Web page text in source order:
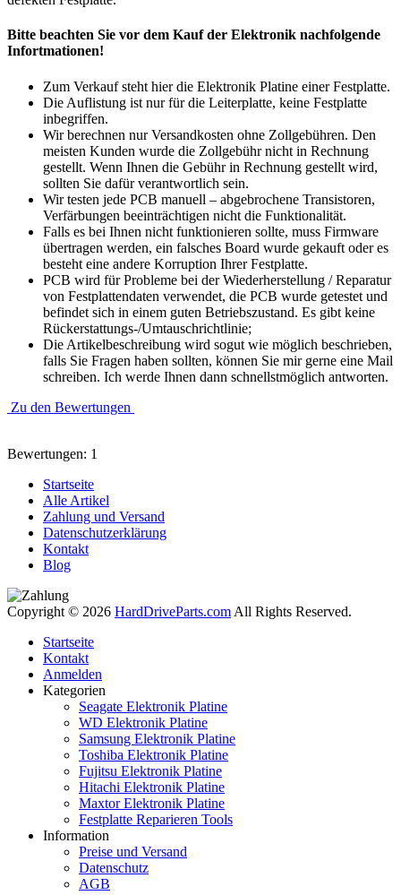
Bitte beachten Sie vor dem Kauf der Elektronik nachfolgende
Infortmationen!
Zum Verkauf steht hier die Elektronik Platine einer Festplatte.
Die Auflistung ist nur für die Leiterplatte, keine Festplatte
inbegriffen.
Wir berechnen nur Versandkosten ohne Zollgebühren. Den
meisten Kunden wurde die Zollgebühr nicht in Rechnung
gestellt. Wenn Ihnen die Gebühr in Rechnung gestellt wird,
sollten Sie dafür verantwortlich sein.
Wir testen jede PCB manuell – abgebrochene Transistoren,
Verfärbungen beeinträchtigen nicht die Funktionalität.
Falls es bei Ihnen nicht funktionieren sollte, muss Firmware
übertragen werden, ein falsches Board wurde gekauft oder es
besteht eine andere Korruption Ihrer Festplatte.
PCB wird für Probleme bei der Wiederherstellung / Reparatur
von Festplattendaten verwendet, die PCB wurde getestet und
befindet sich in einem guten Betriebszustand. Es gibt keine
Rückerstattungs-/Umtauschrichtlinie;
Die Artikelbeschreibung wird sogut wie möglich beschrieben,
falls Sie Fragen haben sollten, können Sie mir gerne eine Mail
schreiben. Ich werde Ihnen dann schnellstmöglich antworten.
Zu den Bewertungen
Bewertungen: 1
Startseite
Alle Artikel
Zahlung und Versand
Datenschutzerklärung
Kontakt
Blog
Copyright © 2026 HardDriveParts.com All Rights Reserved.
Startseite
Kontakt
Anmelden
Kategorien
Seagate Elektronik Platine
WD Elektronik Platine
Samsung Elektronik Platine
Toshiba Elektronik Platine
Fujitsu Elektronik Platine
Hitachi Elektronik Platine
Maxtor Elektronik Platine
Festplatte Reparieren Tools
Information
Preise und Versand
Datenschutz
AGB